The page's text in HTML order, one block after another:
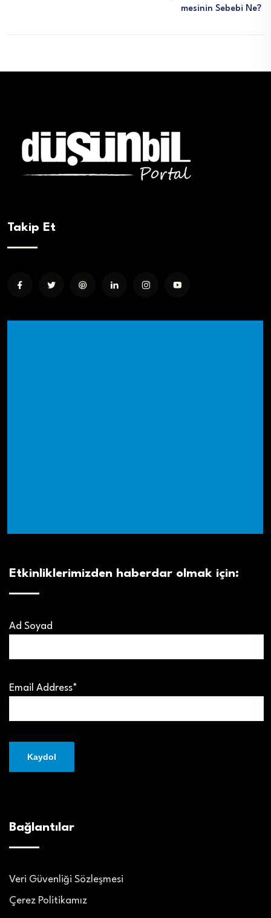
Mesinin Sebebi Ne?
Takip Et
Etkinliklerimizden haberdar olmak için:
Ad Soyad
Email Address*
Bağlantılar
Veri Güvenliği Sözleşmesi
Çerez Politikamız